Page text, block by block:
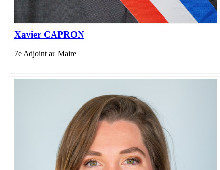
Xavier CAPRON
7e Adjoint au Maire